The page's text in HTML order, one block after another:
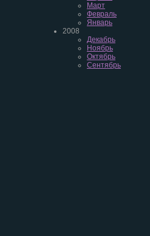
Март
Февраль
Январь
2008
Декабрь
Ноябрь
Октябрь
Сентябрь